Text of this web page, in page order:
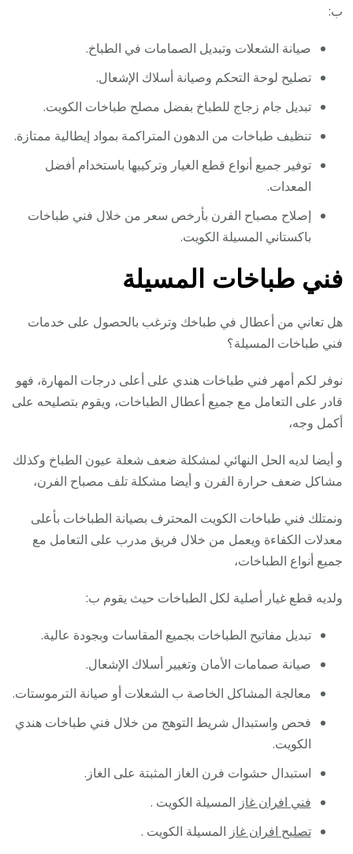
ب:
صيانة الشعلات وتبديل الصمامات في الطباخ.
تصليح لوحة التحكم وصيانة أسلاك الإشعال.
تبديل جام زجاج للطباخ بفضل مصلح طباخات الكويت.
تنظيف طباخات من الدهون المتراكمة بمواد إيطالية ممتازة.
توفير جميع أنواع قطع الغيار وتركيبها باستخدام أفضل
المعدات.
إصلاح مصباح الفرن بأرخص سعر من خلال فني طباخات
باكستاني المسيلة الكويت.
فني طباخات المسيلة
هل تعاني من أعطال في طباخك وترغب بالحصول على خدمات
فني طباخات المسيلة؟
نوفر لكم أمهر فني طباخات هندي على أعلى درجات المهارة، فهو
قادر على التعامل مع جميع أعطال الطباخات، ويقوم بتصليحه على
أكمل وجه،
و أيضا لديه الحل النهائي لمشكلة ضعف شعلة عيون الطباخ وكذلك
مشاكل ضعف حرارة الفرن و أيضا مشكلة تلف مصباح الفرن،
ونمتلك فني طباخات الكويت المحترف بصيانة الطباخات بأعلى
معدلات الكفاءة ويعمل من خلال فريق مدرب على التعامل مع
جميع أنواع الطباخات،
ولديه قطع غيار أصلية لكل الطباخات حيث يقوم ب:
تبديل مفاتيح الطباخات بجميع المقاسات وبجودة عالية.
صيانة صمامات الأمان وتغيير أسلاك الإشعال.
معالجة المشاكل الخاصة ب الشعلات أو صيانة الترموستات.
فحص واستبدال شريط التوهج من خلال فني طباخات هندي
الكويت.
استبدال حشوات فرن الغاز المثبتة على الغاز.
فني افران غاز المسيلة الكويت .
تصليح افران غاز المسيلة الكويت .